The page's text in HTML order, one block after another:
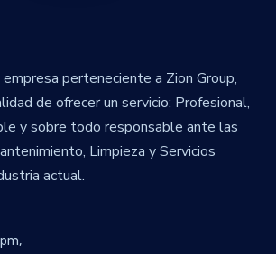
perteneciente a Zion Group,
de ofrecer un servicio: Profesional,
y sobre todo responsable ante las
Limpieza y Servicios
actual.